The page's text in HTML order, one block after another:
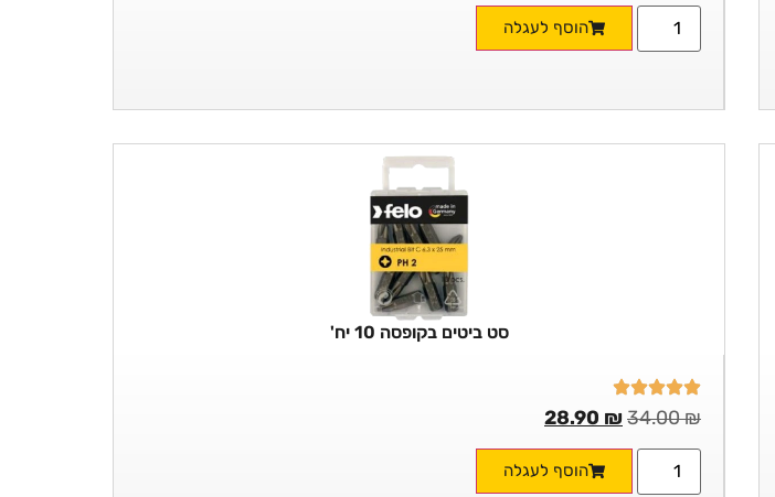
הוסף לעגלה
סט ביטים בקופסה 10 יח'
34.00₪
28.90 ₪
הוסף לעגלה